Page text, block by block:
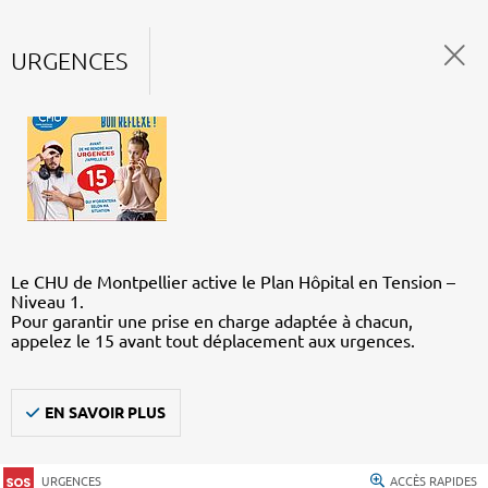
URGENCES
Le CHU de Montpellier active le Plan Hôpital en Tension –
Niveau 1.
Pour garantir une prise en charge adaptée à chacun,
appelez le 15 avant tout déplacement aux urgences.
EN SAVOIR PLUS
URGENCES ACCÈS RAPIDES